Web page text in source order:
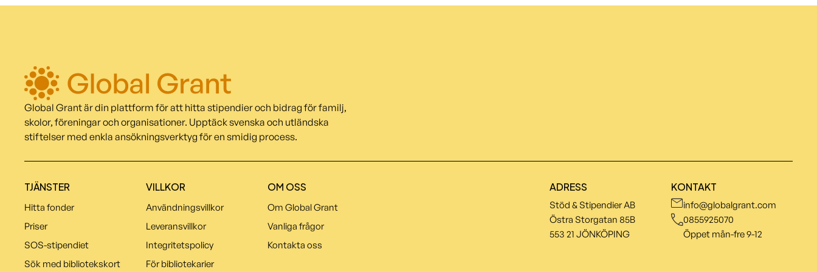
Global Grant är din plattform för att hitta stipendier och bidrag för familj,
skolor, föreningar och organisationer. Upptäck svenska och utländska
stiftelser med enkla ansökningsverktyg för en smidig process.
TJÄNSTER
Hitta fonder
Priser
SOS-stipendiet
Sök med bibliotekskort
VILLKOR
Användningsvillkor
Leveransvillkor
Integritetspolicy
För bibliotekarier
OM OSS
Om Global Grant
Vanliga frågor
Kontakta oss
ADRESS
Stöd & Stipendier AB
Östra Storgatan 85B
553 21 JÖNKÖPING
KONTAKT
info@globalgrant.com
0855925070
Öppet mån-fre 9-12